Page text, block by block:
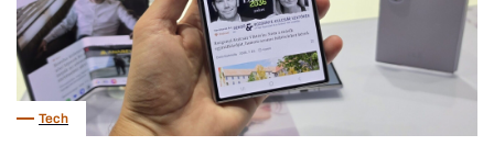
Tech